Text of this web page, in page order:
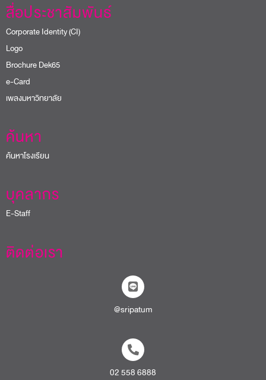
สื่อประชาสัมพันธ์
Corporate Identity (CI)
Logo
Brochure Dek65
e-Card
เพลงมหาวิทยาลัย
ค้นหา
ค้นหาโรงเรียน
บุคลากร
E-Staff
ติดต่อเรา
@sripatum
02 558 6888